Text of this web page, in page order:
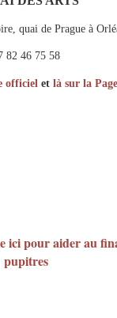
quai de Prague à
82 46 75 58
officiel et là sur la
pour aider au
pupitres